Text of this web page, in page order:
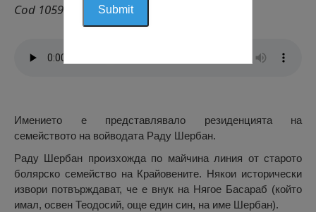
Cod 1059
Имението е представлявало резиденцията на
семейството на войводата Раду Шербан.
Раду Шербан произхожда по майчина линия от старото
болярско семейство на Крайовените. Някои исторически
извори потвърждават, че е внук на Нягое Басараб (който
имал, освен Теодосий, още един син, на име Шербан).